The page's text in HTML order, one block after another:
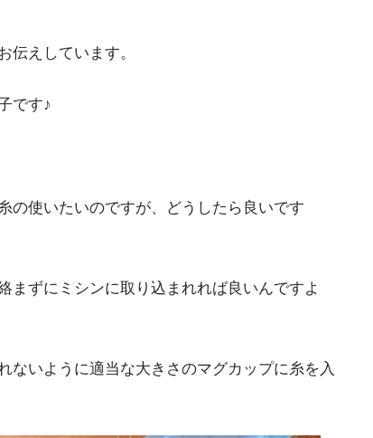
伝えしています。
です♪
の使いたいのですが、どうしたら良いです
まずにミシンに取り込まれれば良いんですよ
ないように適当な大きさのマグカップに糸を入